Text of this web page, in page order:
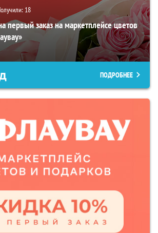
18
первый заказ на маркетплейсе цветов
ПОДРОБНЕЕ